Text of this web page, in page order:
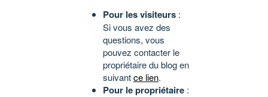
Pour les visiteurs :
Si vous avez des
questions, vous
pouvez contacter le
propriétaire du blog en
suivantce lien.
Pour le propriétaire :